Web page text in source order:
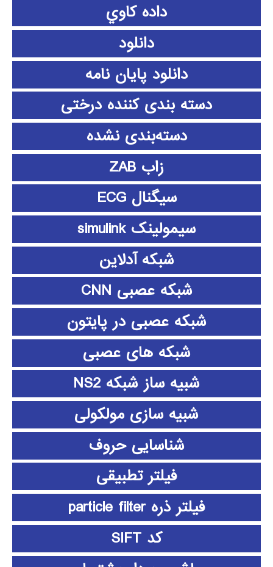
داده كاوي
دانلود
دانلود پايان نامه
دسته بندی کننده درختی
دسته‌بندی نشده
زاب ZAB
سیگنال ECG
سیمولینک simulink
شبکه آدلاین
شبکه عصبی CNN
شبکه عصبی در پایتون
شبکه های عصبی
شبیه ساز شبکه NS2
شبیه سازی مولکولی
شناسایی حروف
فیلتر تطبیقی
فیلتر ذره particle filter
کد SIFT